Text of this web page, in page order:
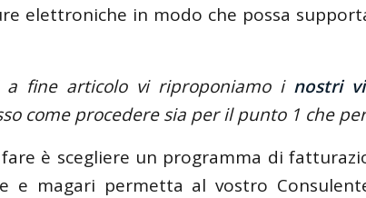
elettroniche in modo che possa
fine articolo vi riproponiamo inostri
come procedere sia per il punto 1 che
è scegliere un programma di
e magari permetta al vostro